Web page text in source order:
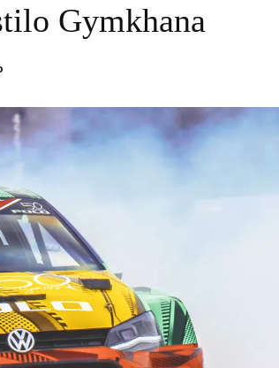
16,
2025
Gymkhana